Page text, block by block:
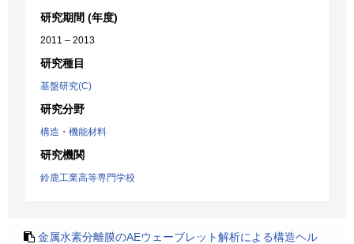
研究期間 (年度)
2011 – 2013
研究種目
基盤研究(C)
研究分野
構造・機能材料
研究機関
鈴鹿工業高等専門学校
金属水素分離膜のAEウェーブレット解析による構造ヘル